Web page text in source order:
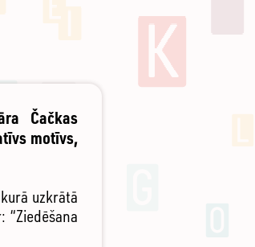
Čačkas
motīvs,
uzkrātā